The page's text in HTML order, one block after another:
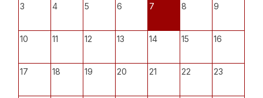
3 4 5 6 7 8 9
10 11 12 13 14 15 16
17 18 19 20 21 22 23